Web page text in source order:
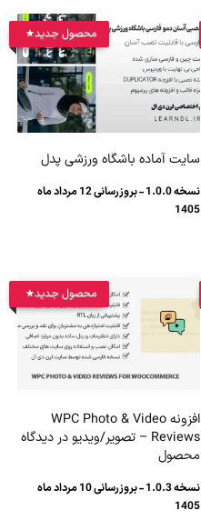
محصول جدید
سایت آماده باشگاه ورزشی پدل
نسخه 1.0.0 - بروزرسانی 12 مرداد ماه
1405
محصول جدید
افزونه WPC Photo & Video
Reviews – تصویر/ویدیو در دیدگاه
محصول
نسخه 1.0.3 - بروزرسانی 10 مرداد ماه
1405